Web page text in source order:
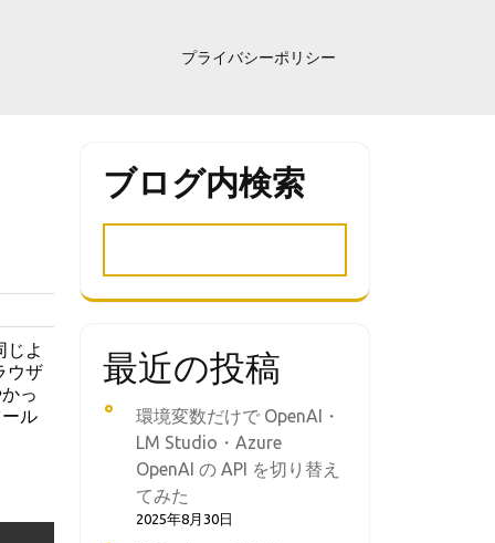
プライバシーポリシー
じよ
ウザ
っ
ル
ブログ内検索
最近の投稿
環境変数だけで OpenAI・
LM Studio・Azure
OpenAI の API を切り替え
てみた
2025年8月30日